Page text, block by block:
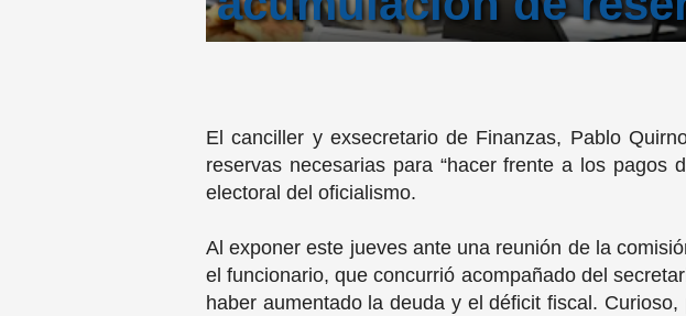
El canciller y exsecretario de Finanzas, Pablo
reservas necesarias para “hacer frente a los pagos
electoral del oficialismo.
Al exponer este jueves ante una reunión de la
el funcionario, que concurrió acompañado del
haber aumentado la deuda y el déficit fiscal.